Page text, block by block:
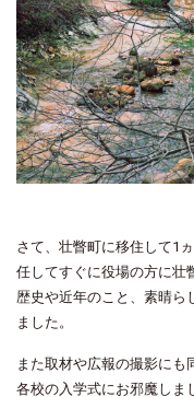
さて、壮瞥町に移住して1
任してすぐに役場の方に壮
歴史や近年のこと、素晴ら
ました。
また取材や広報の撮影に
各校の入学式にお邪魔しま